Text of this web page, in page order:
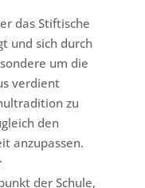
das Stiftische
und sich durch
um die
verdient
zu
den
anzupassen.
der Schule,